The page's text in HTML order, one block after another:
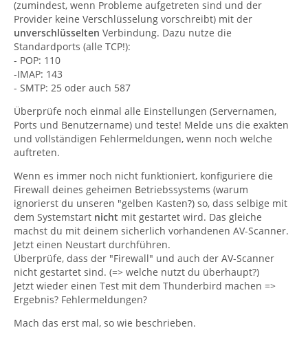
(zumindest, wenn Probleme aufgetreten sind und der
Provider keine Verschlüsselung vorschreibt) mit der
unverschlüsselten Verbindung. Dazu nutze die
Standardports (alle TCP!):
- POP: 110
-IMAP: 143
- SMTP: 25 oder auch 587
Überprüfe noch einmal alle Einstellungen (Servernamen,
Ports und Benutzername) und teste! Melde uns die exakten
und vollständigen Fehlermeldungen, wenn noch welche
auftreten.
Wenn es immer noch nicht funktioniert, konfiguriere die
Firewall deines geheimen Betriebssystems (warum
ignorierst du unseren "gelben Kasten?) so, dass selbige mit
dem Systemstart nicht mit gestartet wird. Das gleiche
machst du mit deinem sicherlich vorhandenen AV-Scanner.
Jetzt einen Neustart durchführen.
Überprüfe, dass der "Firewall" und auch der AV-Scanner
nicht gestartet sind. (=> welche nutzt du überhaupt?)
Jetzt wieder einen Test mit dem Thunderbird machen =>
Ergebnis? Fehlermeldungen?
Mach das erst mal, so wie beschrieben.